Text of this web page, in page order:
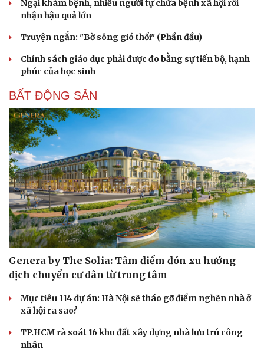
Ngại khám bệnh, nhiều người tự chữa bệnh xã hội rồi
nhận hậu quả lớn
Truyện ngắn: "Bờ sông gió thổi" (Phần đầu)
Chính sách giáo dục phải được đo bằng sự tiến bộ, hạnh
phúc của học sinh
BẤT ĐỘNG SẢN
Genera by The Solia: Tâm điểm đón xu hướng
dịch chuyển cư dân từ trung tâm
Mục tiêu 114 dự án: Hà Nội sẽ tháo gỡ điểm nghẽn nhà ở
xã hội ra sao?
TP.HCM rà soát 16 khu đất xây dựng nhà lưu trú công
nhân